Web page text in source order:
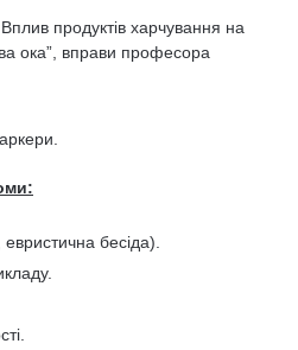
продуктів харчування на
ока”, вправи професора
бесіда).